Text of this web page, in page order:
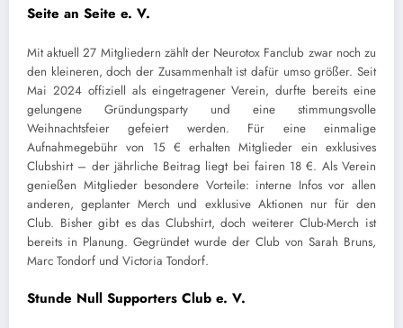
Seite an Seite e. V.
Mit aktuell 27 Mitgliedern zählt der Neurotox Fanclub zwar noch zu
den kleineren, doch der Zusammenhalt ist dafür umso größer. Seit
Mai 2024 offiziell als eingetragener Verein, durfte bereits eine
gelungene Gründungsparty und eine stimmungsvolle
Weihnachtsfeier gefeiert werden. Für eine einmalige
Aufnahmegebühr von 15 € erhalten Mitglieder ein exklusives
Clubshirt – der jährliche Beitrag liegt bei fairen 18 €. Als Verein
genießen Mitglieder besondere Vorteile: interne Infos vor allen
anderen, geplanter Merch und exklusive Aktionen nur für den
Club. Bisher gibt es das Clubshirt, doch weiterer Club-Merch ist
bereits in Planung. Gegründet wurde der Club von Sarah Bruns,
Marc Tondorf und Victoria Tondorf.
Stunde Null Supporters Club e. V.